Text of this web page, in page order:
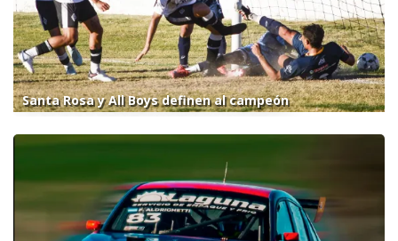
Santa Rosa y All Boys definen al campeón